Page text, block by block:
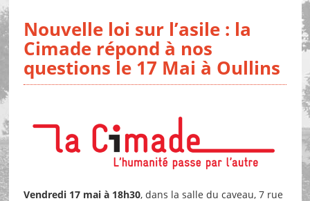
Nouvelle loi sur l’asile : la
Cimade répond à nos
questions le 17 Mai à Oullins
Vendredi 17 mai à 18h30, dans la salle du caveau, 7 rue